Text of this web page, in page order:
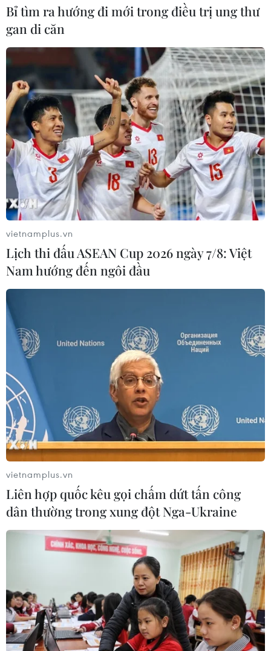
TIN CÙNG CHUYÊN MỤC
Đắk Lắk bảo đảm điều kiện học tập
cho học sinh vùng biên
07/08/2026 07:35
Xuất hiện các cung trượt sạt kèm
theo nhiều vết nứt, gãy tại Sơn La
07/08/2026 07:31
17 giờ ngày 7/8, mở cửa tràn xả mặt
điều tiết hồ chứa thủy điện Lai Châu
07/08/2026 07:28
Di dời hộ dân bị ảnh hưởng bụi, mùi
khét, tiếng ồn từ Trung tâm Điện lực
Vĩnh Tân
Bỉ tìm ra hướng đi mới trong điều trị ung thư
gan di căn
vietnamplus.vn
Lịch thi đấu ASEAN Cup 2026 ngày 7/8: Việt
Nam hướng đến ngôi đầu
vietnamplus.vn
Liên hợp quốc kêu gọi chấm dứt tấn công
dân thường trong xung đột Nga-Ukraine